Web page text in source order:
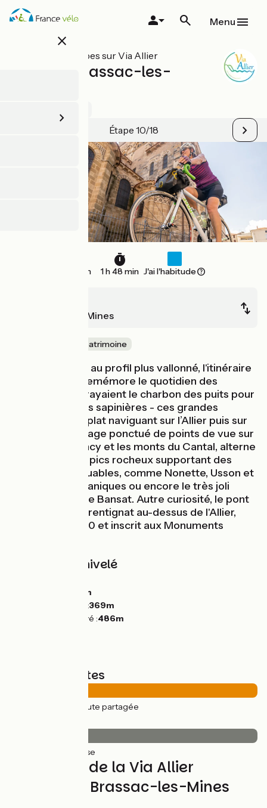
Aller
au
close
Menu
Toutes les étapes sur Via Allier
Issoire / Brassac-les-
Étape 10/18
27 km 1 h 48 min J'ai l'habitude
Brassac-les-Mines
Nature & petit patrimoine
Sur cette étape au profil plus vallonné, l'itinéraire
de la Via Allier remémore le quotidien des
mineurs qui extrayaient le charbon des puits pour
le stocker sur les sapinières - ces grandes
barques à fond plat naviguant sur l’Allier puis sur
la Loire. Le paysage ponctué de points de vue sur
le massif du Sancy et les monts du Cantal, alterne
entre vallons et pics rocheux supportant des
villages remarquables, comme Nonette, Usson et
ses orgues volcaniques ou encore le très joli
village fortifié de Bansat. Autre curiosité, le pont
suspendu de Parentignat au-dessus de l'Allier,
construit en 1830 et inscrit aux Monuments
Pentes et dénivelé
175m
Point le plus bas :369m
Point le plus élevé :486m
Types de routes
(100%) Route partagée
(100%) Lisse
L'itinéraire de la Via Allier
d'Issoire à Brassac-les-Mines